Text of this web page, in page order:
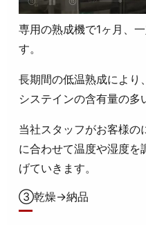
専用の熟成機で1ヶ月、
す。
長期間の低温熟成により
システインの含有量の多
当社スタッフがお客様の
に合わせて温度や湿度を
げていきます。
③乾燥→納品